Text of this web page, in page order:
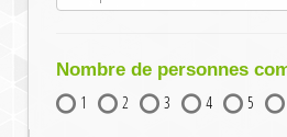
Nombre de personnes
1
2 3 4 5